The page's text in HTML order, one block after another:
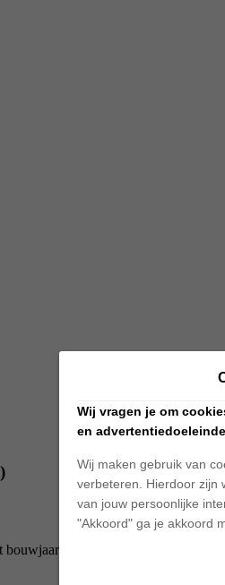
bouwjaar 2024 en heeft als
Wij vragen je om
en
Wij maken gebruik van
verbeteren. Hierdoor zijn
van jouw persoonlijke
"Akkoord" ga je akkoord